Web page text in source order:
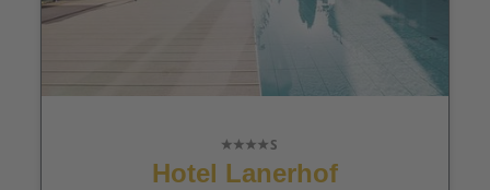
Hotel Lanerhof